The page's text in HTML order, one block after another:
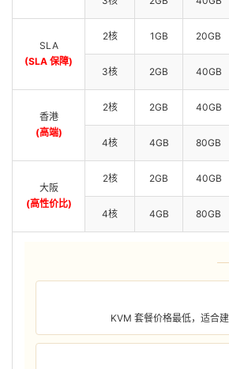
SLA
(SLA 保障)
2核 1GB 20GB
3核 2GB 40GB
香港
(高端)
2核 2GB 40GB
4核 4GB 80GB
大阪
(高性价比)
2核 2GB 40GB
4核 4GB 80GB
KVM 套餐价格最低，适合